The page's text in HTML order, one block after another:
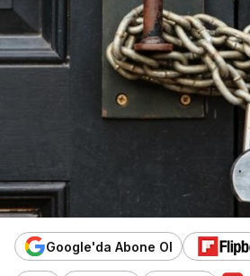
Google'da Abone Ol